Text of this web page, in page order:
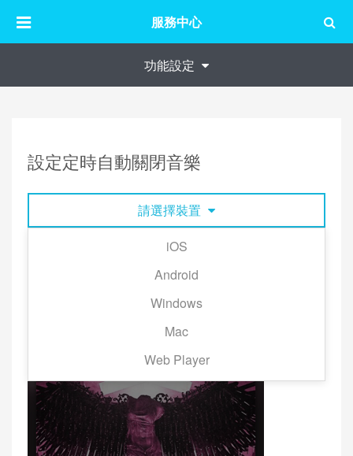
服務中心
功能設定
設定定時自動關閉音樂
請選擇裝置
iOS
Android
Windows
Mac
Web Player
2. 點擊「睡眠定時播放」。